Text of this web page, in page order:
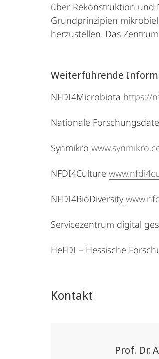
über Rekonstruktion und
Grundprinzipien
herzustellen. Das
Weiterführende
NFDI4Microbiota https://
Nationale
Synmikro
NFDI4Culture
NFDI4BioDiversity
Servicezentrum digital
HeFDI – Hessische
Kontakt
Prof. Dr.